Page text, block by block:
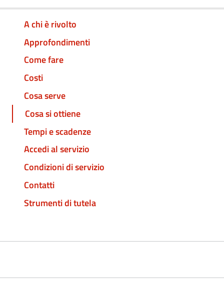
A chi è rivolto
Approfondimenti
Come fare
Costi
Cosa serve
Cosa si ottiene
Tempi e scadenze
Accedi al servizio
Condizioni di servizio
Contatti
Strumenti di tutela